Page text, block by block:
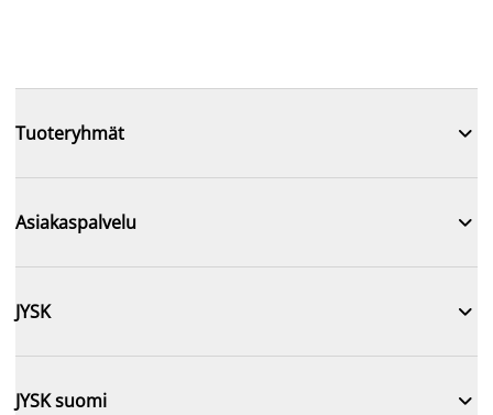
Tuoteryhmät 
Asiakaspalvelu 
JYSK 
JYSK suomi 